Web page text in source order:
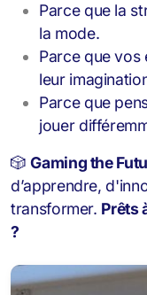
Parce que la
la mode.
Parce que vos
leur
Parce que
jouer
🎲Gaming the
d’apprendre,
transformer. Prêts
?